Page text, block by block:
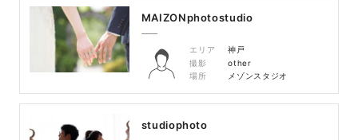
MAIZONphotostudio
エリア
神戸
撮影
other
場所
メゾンスタジオ
studiophoto